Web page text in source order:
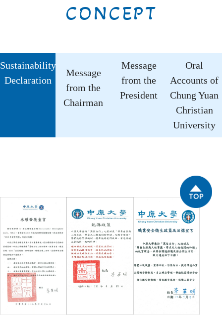
CONCEPT
Sustainability
Declaration
Message
from the
Chairman
Message
from the
President
Oral
Accounts of
Chung Yuan
Christian
University